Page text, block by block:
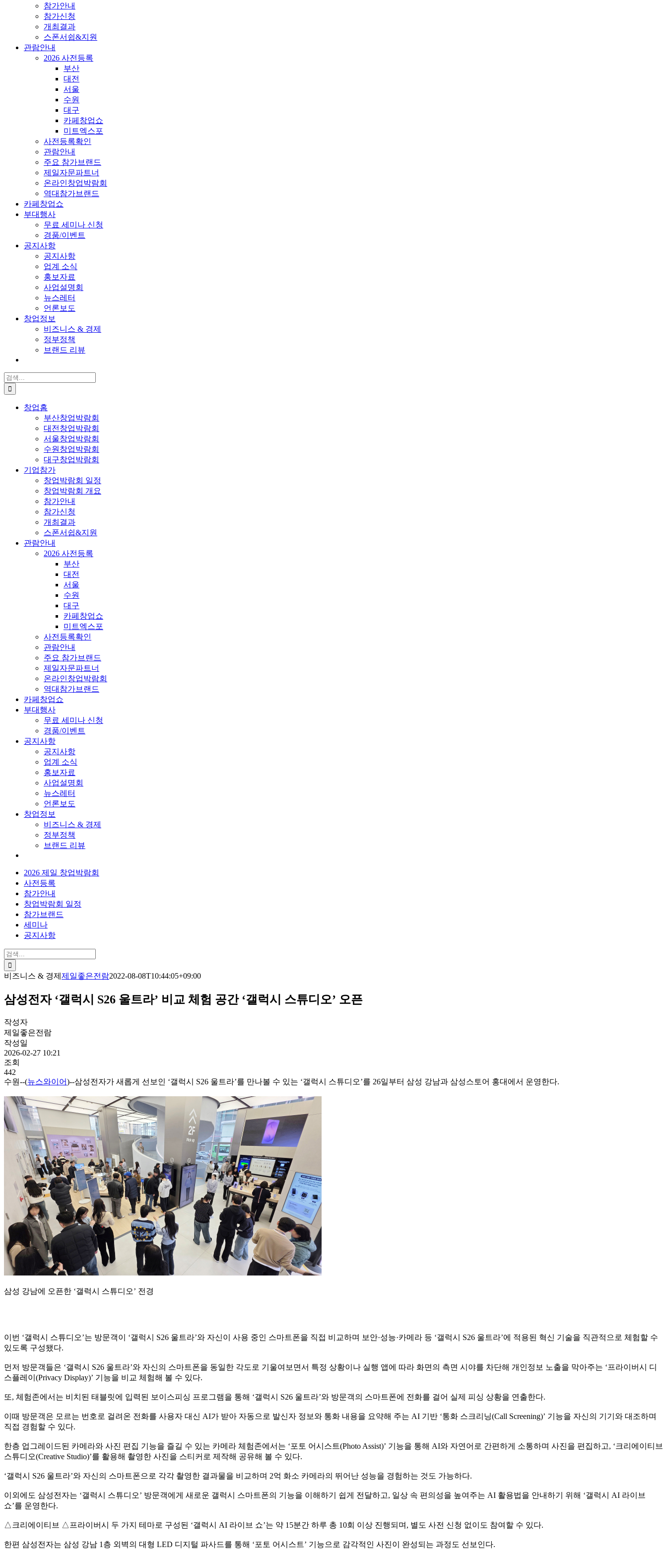
참가안내
참가신청
개최결과
스폰서쉽&지원
관람안내
2026 사전등록
부산
대전
서울
수원
대구
카페창업쇼
미트엑스포
사전등록확인
관람안내
주요 참가브랜드
제일자문파트너
온라인창업박람회
역대참가브랜드
카페창업쇼
부대행사
무료 세미나 신청
경품/이벤트
공지사항
공지사항
업계 소식
홍보자료
사업설명회
뉴스레터
언론보도
창업정보
비즈니스 & 경제
정부정책
브랜드 리뷰
검
색:
창업홈
부산창업박람회
대전창업박람회
서울창업박람회
수원창업박람회
대구창업박람회
기업참가
창업박람회 일정
창업박람회 개요
참가안내
참가신청
개최결과
스폰서쉽&지원
관람안내
2026 사전등록
부산
대전
서울
수원
대구
카페창업쇼
미트엑스포
사전등록확인
관람안내
주요 참가브랜드
제일자문파트너
온라인창업박람회
역대참가브랜드
카페창업쇼
부대행사
무료 세미나 신청
경품/이벤트
공지사항
공지사항
업계 소식
홍보자료
사업설명회
뉴스레터
언론보도
창업정보
비즈니스 & 경제
정부정책
브랜드 리뷰
2026 제일 창업박람회
사전등록
참가안내
창업박람회 일정
참가브랜드
세미나
공지사항
검
색:
비즈니스 & 경제 제일좋은전람2022-08-08T10:44:05+09:00
삼성전자 ‘갤럭시 S26 울트라’ 비교 체험 공간 ‘갤럭시 스튜디오’ 오픈
작성자
제일좋은전람
작성일
2026-02-27 10:21
조회
442
수원--(뉴스와이어)--삼성전자가 새롭게 선보인 ‘갤럭시 S26 울트라’를 만나볼 수 있는 ‘갤럭시 스튜디오’를 26일부터 삼성 강남과 삼성스토어 홍대에서 운영한다.
삼성 강남에 오픈한 ‘갤럭시 스튜디오’ 전경
이번 ‘갤럭시 스튜디오’는 방문객이 ‘갤럭시 S26 울트라’와 자신이 사용 중인 스마트폰을 직접 비교하며 보안·성능·카메라 등 ‘갤럭시 S26 울트라’에 적용된 혁신 기술을 직관적으로 체험할 수
있도록 구성됐다.
먼저 방문객들은 ‘갤럭시 S26 울트라’와 자신의 스마트폰을 동일한 각도로 기울여보면서 특정 상황이나 실행 앱에 따라 화면의 측면 시야를 차단해 개인정보 노출을 막아주는 ‘프라이버시 디
스플레이(Privacy Display)’ 기능을 비교 체험해 볼 수 있다.
또, 체험존에서는 비치된 태블릿에 입력된 보이스피싱 프로그램을 통해 ‘갤럭시 S26 울트라’와 방문객의 스마트폰에 전화를 걸어 실제 피싱 상황을 연출한다.
이때 방문객은 모르는 번호로 걸려온 전화를 사용자 대신 AI가 받아 자동으로 발신자 정보와 통화 내용을 요약해 주는 AI 기반 ‘통화 스크리닝(Call Screening)’ 기능을 자신의 기기와 대조하며
직접 경험할 수 있다.
한층 업그레이드된 카메라와 사진 편집 기능을 즐길 수 있는 카메라 체험존에서는 ‘포토 어시스트(Photo Assist)’ 기능을 통해 AI와 자연어로 간편하게 소통하며 사진을 편집하고, ‘크리에이티브
스튜디오(Creative Studio)’를 활용해 촬영한 사진을 스티커로 제작해 공유해 볼 수 있다.
‘갤럭시 S26 울트라’와 자신의 스마트폰으로 각각 촬영한 결과물을 비교하며 2억 화소 카메라의 뛰어난 성능을 경험하는 것도 가능하다.
이외에도 삼성전자는 ‘갤럭시 스튜디오’ 방문객에게 새로운 갤럭시 스마트폰의 기능을 이해하기 쉽게 전달하고, 일상 속 편의성을 높여주는 AI 활용법을 안내하기 위해 ‘갤럭시 AI 라이브
쇼’를 운영한다.
△크리에이티브 △프라이버시 두 가지 테마로 구성된 ‘갤럭시 AI 라이브 쇼’는 약 15분간 하루 총 10회 이상 진행되며, 별도 사전 신청 없이도 참여할 수 있다.
한편 삼성전자는 삼성 강남 1층 외벽의 대형 LED 디지털 파사드를 통해 ‘포토 어시스트’ 기능으로 감각적인 사진이 완성되는 과정도 선보인다.